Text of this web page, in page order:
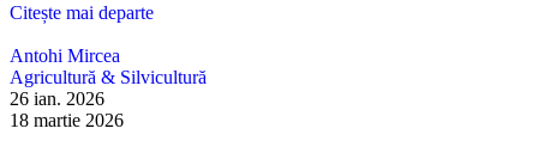
Citește mai departe
Antohi Mircea
Agricultură & Silvicultură
26 ian. 2026
18 martie 2026